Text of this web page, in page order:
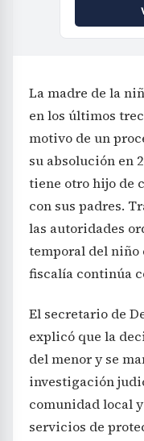
La madre de la
en los últimos
motivo de un
su absolución en
tiene otro hijo de
con sus padres.
las autoridades
temporal del
fiscalía continúa
El secretario de
explicó que la
del menor y se
investigación
comunidad local
servicios de